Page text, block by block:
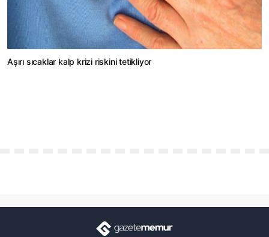
Aşırı sıcaklar kalp krizi riskini tetikliyor